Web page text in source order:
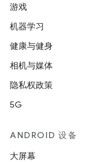
游戏
机器学习
健康与健身
相机与媒体
隐私权政策
5G
ANDROID 设备
大屏幕